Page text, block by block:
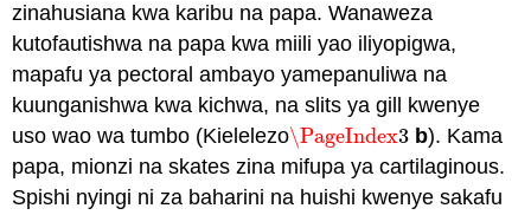
zinahusiana kwa karibu na papa. Wanaweza
kutofautishwa na papa kwa miili yao iliyopigwa,
mapafu ya pectoral ambayo yamepanuliwa na
kuunganishwa kwa kichwa, na slits ya gill kwenye
uso wao wa tumbo (Kielelezo\PageIndex3
\PageIndex3 b). Kama
papa, mionzi na skates zina mifupa ya cartilaginous.
Spishi nyingi ni za baharini na huishi kwenye sakafu